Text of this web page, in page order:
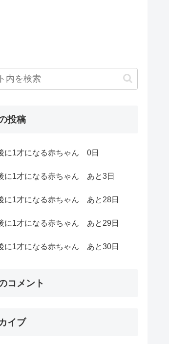
投稿
に1才になる赤ちゃん 0日
に1才になる赤ちゃん あと3日
に1才になる赤ちゃん あと28日
に1才になる赤ちゃん あと29日
に1才になる赤ちゃん あと30日
コメント
イブ